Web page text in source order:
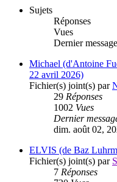
Sujets
Réponses
Vues
Dernier message
Michael (d'Antoine
22 avril 2026)
Fichier(s) joint(s) par
29 Réponses
1002 Vues
Dernier
dim. août 02,
ELVIS (de Baz
Fichier(s) joint(s) par
7 Réponses